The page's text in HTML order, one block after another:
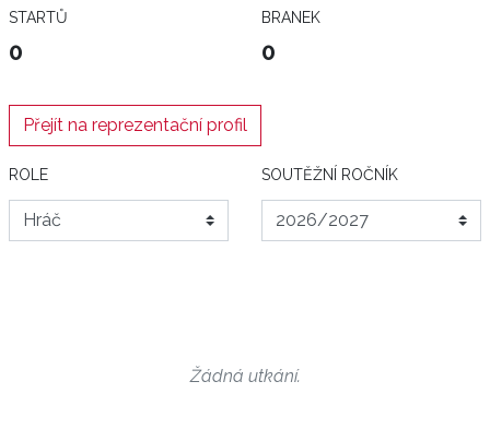
STARTŮ
0
BRANEK
0
Přejít na reprezentační profil
ROLE SOUTĚŽNÍ ROČNÍK
Žádná utkání.